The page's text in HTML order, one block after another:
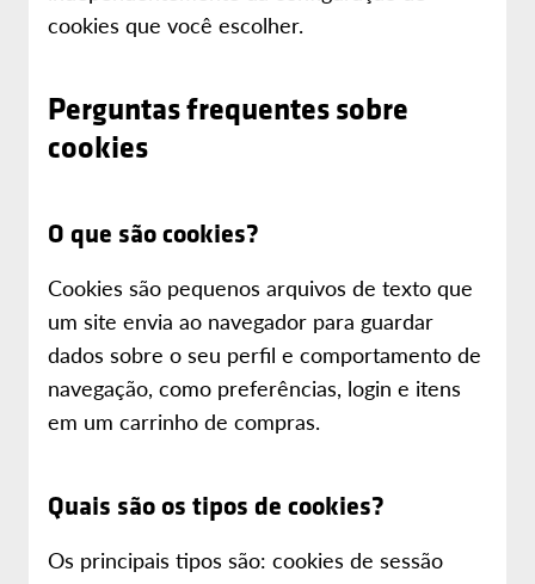
cookies que você escolher.
Perguntas frequentes sobre
cookies
O que são cookies?
Cookies são pequenos arquivos de texto que
um site envia ao navegador para guardar
dados sobre o seu perfil e comportamento de
navegação, como preferências, login e itens
em um carrinho de compras.
Quais são os tipos de cookies?
Os principais tipos são: cookies de sessão